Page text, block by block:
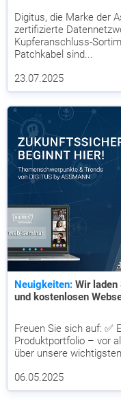
Digitus, die Marke der
zertifizierte
Kupferanschluss-
Patchkabel sind...
23.07.2025
Neuigkeiten: Wir
und kostenlosen
Freuen Sie sich auf: ✅
Produktportfolio – vor
über unsere
06.05.2025